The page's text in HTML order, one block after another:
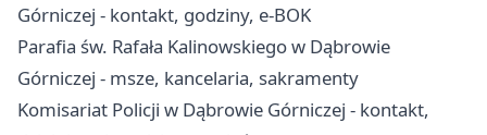
Górniczej - kontakt, godziny, e-BOK
Parafia św. Rafała Kalinowskiego w Dąbrowie
Górniczej - msze, kancelaria, sakramenty
Komisariat Policji w Dąbrowie Górniczej - kontakt,